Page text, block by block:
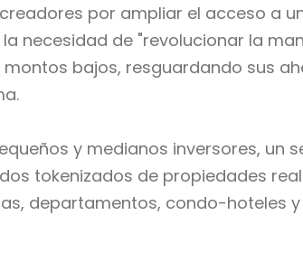
por ampliar el acceso a
necesidad de "revolucionar la
bajos, resguardando sus
y medianos inversores, un
tokenizados de propiedades
departamentos, condo-hoteles